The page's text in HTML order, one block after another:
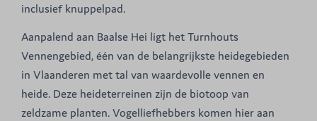
inclusief knuppelpad.
Aanpalend aan Baalse Hei ligt het Turnhouts
Vennengebied, één van de belangrijkste heidegebieden
in Vlaanderen met tal van waardevolle vennen en
heide. Deze heideterreinen zijn de biotoop van
zeldzame planten. Vogelliefhebbers komen hier aan